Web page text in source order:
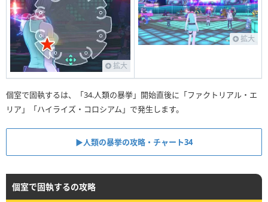
拡大
拡大
個室で固執するは、「34.人類の暴挙」開始直後に「ファクトリアル・エ
リア」「ハイライズ・コロシアム」で発生します。
▶︎人類の暴挙の攻略・チャート34
個室で固執するの攻略